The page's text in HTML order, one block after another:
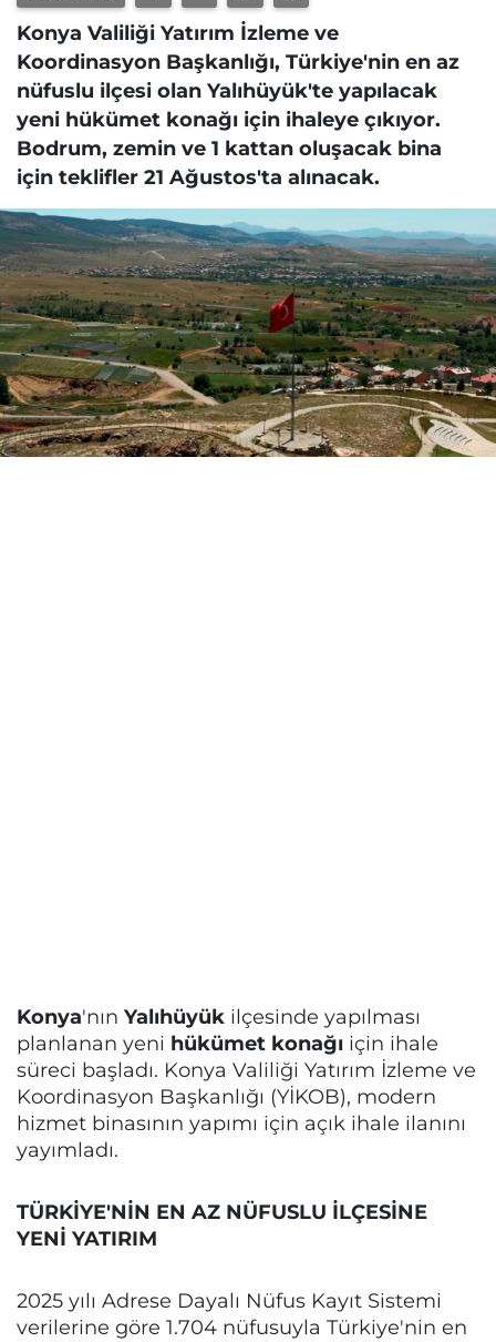
Konya Valiliği Yatırım İzleme ve
Koordinasyon Başkanlığı, Türkiye'nin en az
nüfuslu ilçesi olan Yalıhüyük'te yapılacak
yeni hükümet konağı için ihaleye çıkıyor.
Bodrum, zemin ve 1 kattan oluşacak bina
için teklifler 21 Ağustos'ta alınacak.
Konya'nın Yalıhüyük ilçesinde yapılması
planlanan yeni hükümet konağı için ihale
süreci başladı. Konya Valiliği Yatırım İzleme ve
Koordinasyon Başkanlığı (YİKOB), modern
hizmet binasının yapımı için açık ihale ilanını
yayımladı.
TÜRKİYE'NİN EN AZ NÜFUSLU İLÇESİNE
YENİ YATIRIM
2025 yılı Adrese Dayalı Nüfus Kayıt Sistemi
verilerine göre 1.704 nüfusuyla Türkiye'nin en